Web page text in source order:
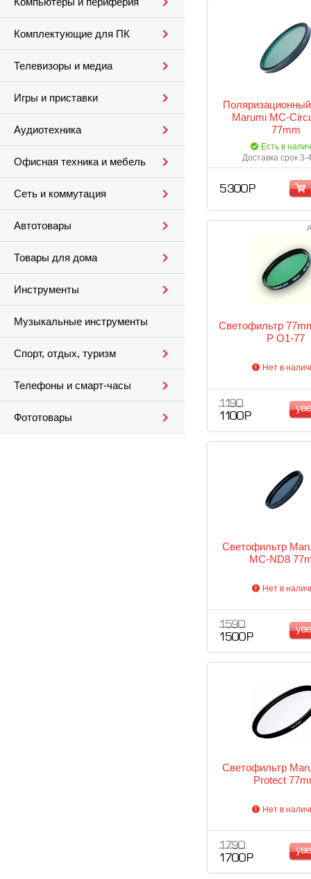
Комплектующие для ПК
Телевизоры и медиа
Игры и приставки
Аудиотехника
Офисная техника и мебель
Сеть и коммутация
Автотовары
Товары для дома
Инструменты
Музыкальные инструменты
Спорт, отдых, туризм
Телефоны и смарт-часы
Фототовары
Marumi MC-
77mm
Есть в
Доставка срок 3-
5 300 Р
Светофильтр
P O1-77
Нет в
1 190
1 100 Р
Светофильтр
MC-ND8
Нет в
1 590
1 500 Р
Светофильтр
Protect
Нет в
1 790
1 700 Р